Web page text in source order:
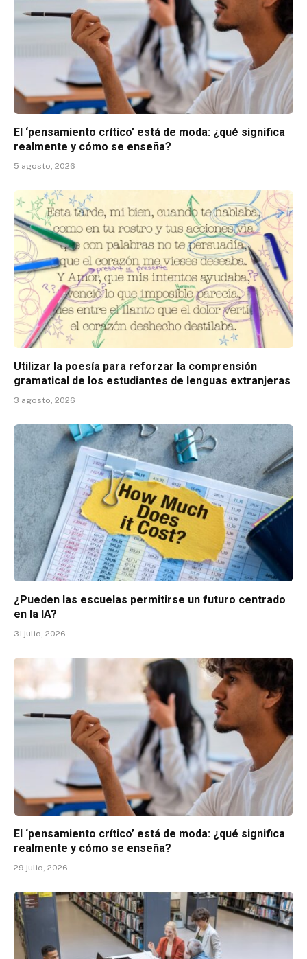
El ‘pensamiento crítico’ está de moda: ¿qué significa
realmente y cómo se enseña?
5 agosto, 2026
Utilizar la poesía para reforzar la comprensión
gramatical de los estudiantes de lenguas extranjeras
3 agosto, 2026
¿Pueden las escuelas permitirse un futuro centrado
en la IA?
31 julio, 2026
El ‘pensamiento crítico’ está de moda: ¿qué significa
realmente y cómo se enseña?
29 julio, 2026